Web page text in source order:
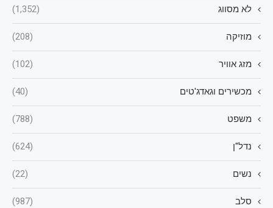
לא מסווג (1,352)
מוזיקה (208)
מזג אוויר (102)
מכשירים וגאדג'טים (40)
משפט (788)
נדל"ן (624)
נשים (22)
סלב (987)